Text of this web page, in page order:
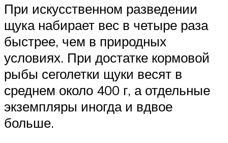
При искусственном разведении
щука набирает вес в четыре раза
быстрее, чем в природных
условиях. При достатке кормовой
рыбы сеголетки щуки весят в
среднем около 400 г, а отдельные
экземпляры иногда и вдвое
больше.